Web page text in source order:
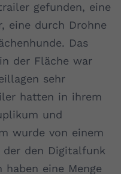
gefunden, eine
eine durch Drohne
Das
der Fläche war
sehr
hatten in ihrem
und
wurde von einem
der den Digitalfunk
eine Menge